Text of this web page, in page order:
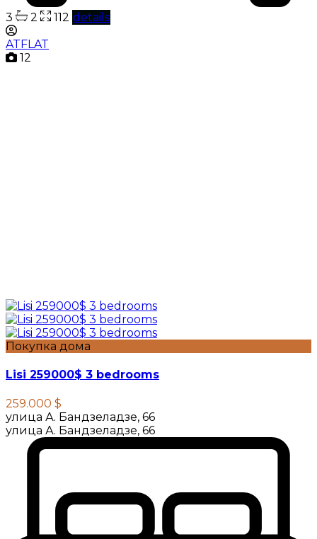
3 2 112 details
ATFLAT
12
Покупка дома
Lisi 259000$ 3 bedrooms
259.000 $
улица А. Бандзеладзе, 66
улица А. Бандзеладзе, 66